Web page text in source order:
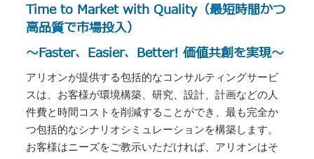
Time to Market with Quality（最短時間かつ
高品質で市場投入）
～Faster、Easier、Better! 価値共創を実現～
アリオンが提供する包括的なコンサルティングサービ
スは、お客様が環境構築、研究、設計、計画などの人
件費と時間コストを削減することができ、最も完全か
つ包括的なシナリオシミュレーションを構築します。
お客様はニーズをご教示いただければ、アリオンはそ